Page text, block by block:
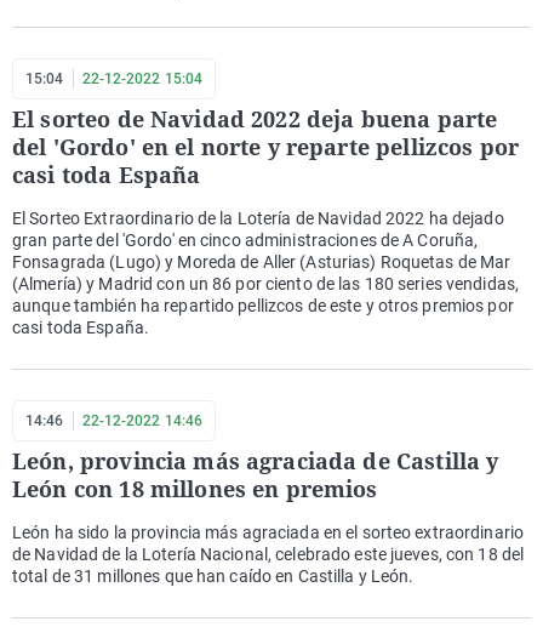
15:04 22-12-2022 15:04
El sorteo de Navidad 2022 deja buena parte
del 'Gordo' en el norte y reparte pellizcos por
casi toda España
El Sorteo Extraordinario de la Lotería de Navidad 2022 ha dejado
gran parte del 'Gordo' en cinco administraciones de A Coruña,
Fonsagrada (Lugo) y Moreda de Aller (Asturias) Roquetas de Mar
(Almería) y Madrid con un 86 por ciento de las 180 series vendidas,
aunque también ha repartido pellizcos de este y otros premios por
casi toda España.
14:46 22-12-2022 14:46
León, provincia más agraciada de Castilla y
León con 18 millones en premios
León ha sido la provincia más agraciada en el sorteo extraordinario
de Navidad de la Lotería Nacional, celebrado este jueves, con 18 del
total de 31 millones que han caído en Castilla y León.